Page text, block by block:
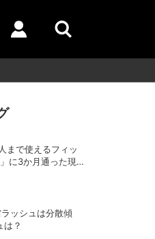
まで使えるフィッ
に3か月通った現在
ッシュは分散傾
は？